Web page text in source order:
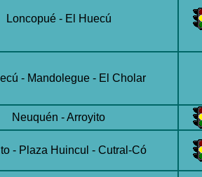
Loncopué - El Huecú
- Mandolegue - El Cholar
Neuquén - Arroyito
- Plaza Huincul - Cutral-Có